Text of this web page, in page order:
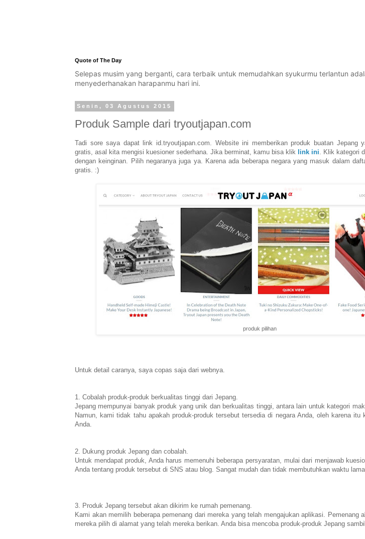
Quote of The Day
Selepas musim yang berganti, cara terbaik untuk memudahkan syukurmu terlantun
menyederhanakan harapanmu hari ini.
Senin, 03 Agustus 2015
Produk Sample dari tryoutjapan.com
Tadi sore saya dapat link id.tryoutjapan.com. Website ini memberikan produk buatan Jepang
gratis, asal kita mengisi kuesioner sederhana. Jika berminat, kamu bisa klik link ini. Klik kategori
dengan keinginan. Pilih negaranya juga ya. Karena ada beberapa negara yang masuk dalam
gratis. :)
produk pilihan
Untuk detail caranya, saya copas saja dari webnya.
1. Cobalah produk-produk berkualitas tinggi dari Jepang.
Jepang mempunyai banyak produk yang unik dan berkualitas tinggi, antara lain untuk kategori
Namun, kami tidak tahu apakah produk-produk tersebut tersedia di negara Anda, oleh karena itu
Anda.
2. Dukung produk Jepang dan cobalah.
Untuk mendapat produk, Anda harus memenuhi beberapa persyaratan, mulai dari menjawab
Anda tentang produk tersebut di SNS atau blog. Sangat mudah dan tidak membutuhkan waktu lama.
3. Produk Jepang tersebut akan dikirim ke rumah pemenang.
Kami akan memilih beberapa pemenang dari mereka yang telah mengajukan aplikasi. Pemenang
mereka pilih di alamat yang telah mereka berikan. Anda bisa mencoba produk-produk Jepang